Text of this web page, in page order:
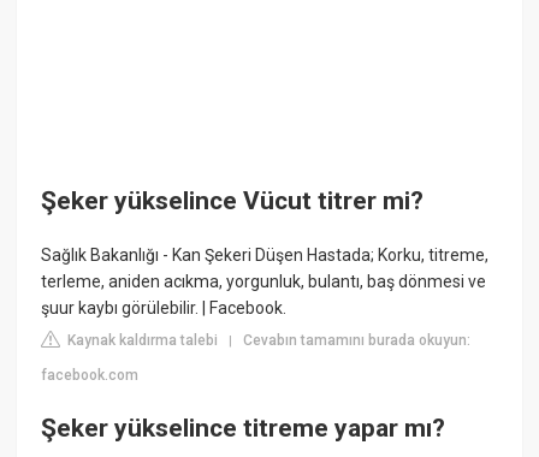
Şeker yükselince Vücut titrer mi?
Sağlık Bakanlığı - Kan Şekeri Düşen Hastada; Korku, titreme,
terleme, aniden acıkma, yorgunluk, bulantı, baş dönmesi ve
şuur kaybı görülebilir. | Facebook.
Kaynak kaldırma talebi |Cevabın tamamını burada okuyun:
facebook.com
Şeker yükselince titreme yapar mı?